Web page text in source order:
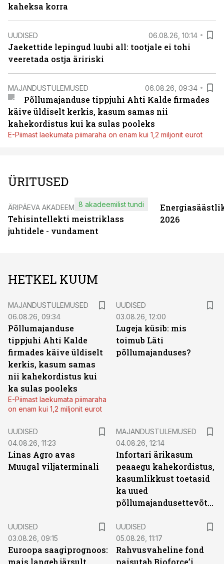
kaheksa korra
UUDISED 06.08.26, 10:14
Jaekettide lepingud luubi all: tootjale ei tohi
veeretada ostja äririski
MAJANDUSTULEMUSED 06.08.26, 09:34
Põllumajanduse tippjuhi Ahti Kalde firmades
käive üldiselt kerkis, kasum samas nii
kahekordistus kui ka sulas pooleks
E-Piimast laekumata piimaraha on enam kui 1,2 miljonit eurot
ÜRITUSED
ÄRIPÄEVA AKADEEMIA
Tehisintellekti meistriklass
juhtidele - vundament
8 akadeemilist tundi
2026
HETKEL KUUM
MAJANDUSTULEMUSED
06.08.26, 09:34
Põllumajanduse
tippjuhi Ahti Kalde
firmades käive üldiselt
kerkis, kasum samas
nii kahekordistus kui
ka sulas pooleks
E-Piimast laekumata piimaraha
on enam kui 1,2 miljonit eurot
UUDISED
03.08.26, 12:00
Lugeja küsib: mis
toimub Läti
põllumajanduses?
UUDISED
04.08.26, 11:23
Linas Agro avas
Muugal viljaterminali
MAJANDUSTULEMUSED
04.08.26, 12:14
Infortari ärikasum
peaaegu kahekordistus,
kasumlikkust toetasid
ka uued
põllumajandusettevõtted
UUDISED
03.08.26, 09:15
Euroopa saagiprognoos:
mais langeb järsult,
UUDISED
05.08.26, 11:17
Rahvusvaheline fond
paisutab Bioforce’i